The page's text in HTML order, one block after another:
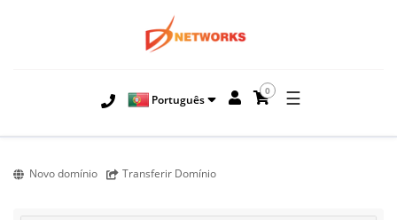
Português
0 ☰
Novo domínio Transferir Domínio